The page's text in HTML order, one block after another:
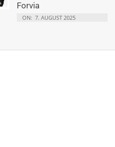
Forvia
ON: 7. AUGUST 2025